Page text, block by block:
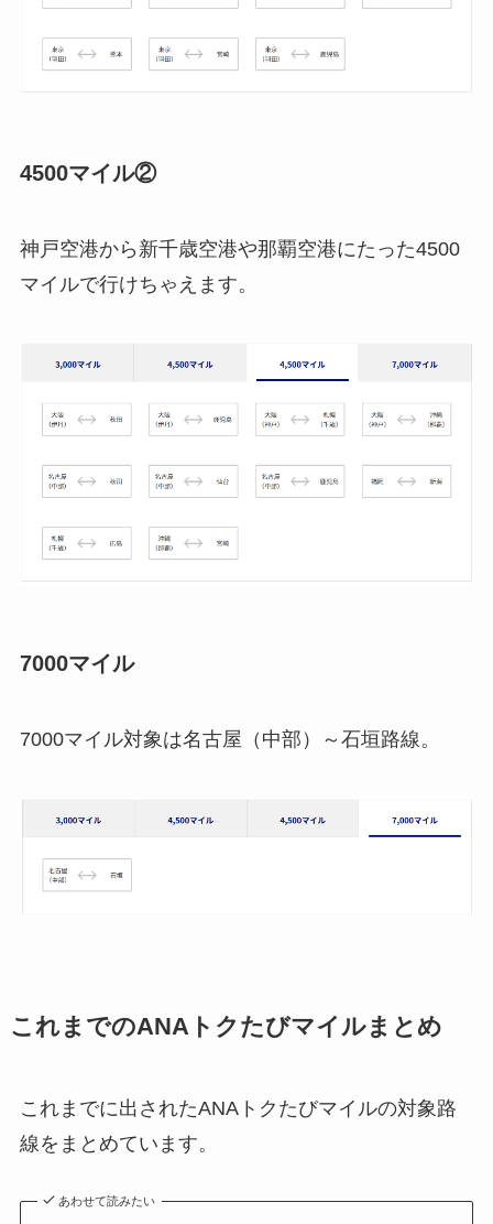
4500マイル②
神戸空港から新千歳空港や那覇空港にたった4500
マイルで行けちゃえます。
7000マイル
7000マイル対象は名古屋（中部）～石垣路線。
これまでのANAトクたびマイルまとめ
これまでに出されたANAトクたびマイルの対象路
線をまとめています。
あわせて読みたい